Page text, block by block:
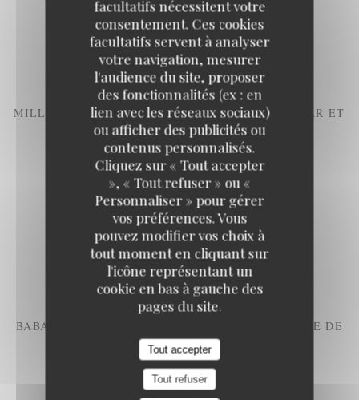
facultatifs nécessitent votre
consentement. Ces cookies
facultatifs servent à analyser
votre navigation, mesurer
l'audience du site, proposer
des fonctionnalités (ex : en
lien avec les réseaux sociaux)
ou afficher des publicités ou
contenus personnalisés.
Cliquez sur « Tout accepter
», « Tout refuser » ou «
Personnaliser » pour gérer
vos préférences. Vous
pouvez modifier vos choix à
tout moment en cliquant sur
l'icône représentant un
cookie en bas à gauche des
pages du site.
Tout accepter
Tout refuser
GONCOURT, SALADE VERTE
Liste des allergènes
12,00 EUR
MILLE FEUILLE À LA VANILLE DE MADAGASCAR ET
CARAMEL AU BEURRE SALÉ
Liste des allergènes
12,00 EUR
TARTE TATIN, CRÈME FRAÎCHE D'ISIGNY
Liste des allergènes
12,00 EUR
BABA AU RHUM, ANANAS INFUSÉ À LA VANILLE DE
MADAGASCAR
Liste des allergènes
12,00 EUR